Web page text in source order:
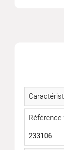
233106